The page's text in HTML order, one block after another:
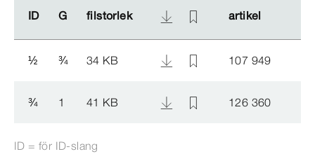
ID G filstorlek artikel
ID G filstorlek artikel
½ ¾ 34 KB 107 949
¾ 1 41 KB 126 360
ID = för ID-​slang